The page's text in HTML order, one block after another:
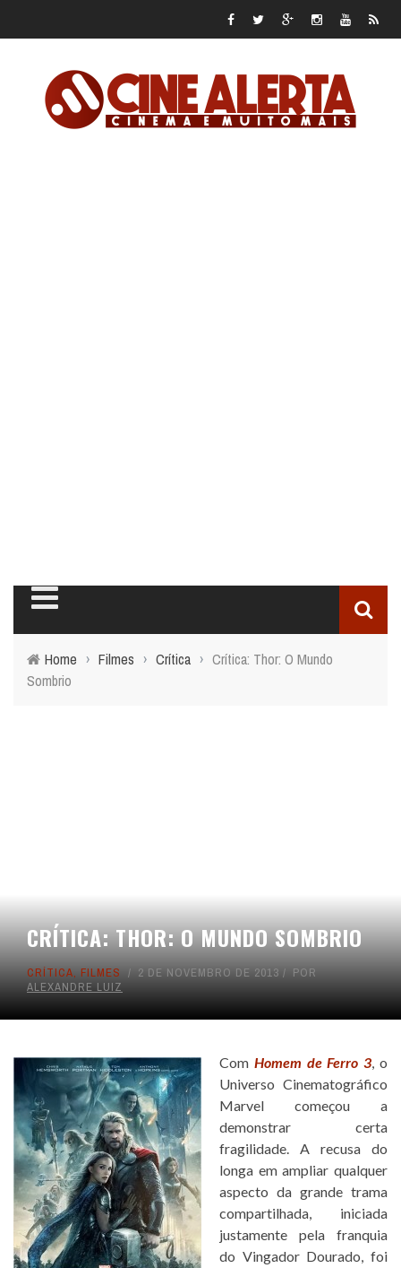
Home › Filmes › Crítica › Crítica: Thor: O Mundo
Sombrio
CRÍTICA: THOR: O MUNDO SOMBRIO
CRÍTICA, FILMES 2 DE NOVEMBRO DE 2013
POR
ALEXANDRE LUIZ
Com Homem de Ferro 3, o
Universo Cinematográfico
Marvel começou a
demonstrar certa
fragilidade. A recusa do
longa em ampliar qualquer
aspecto da grande trama
compartilhada, iniciada
justamente pela franquia
do Vingador Dourado, foi